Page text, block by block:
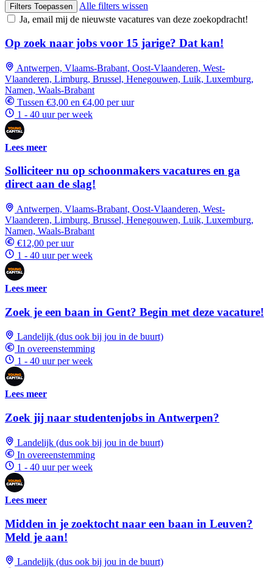
Filters Toepassen
Alle filters wissen
Ja, email mij de nieuwste vacatures van deze zoekopdracht!
Op zoek naar jobs voor 15 jarige? Dat kan!
Antwerpen, Vlaams-Brabant, Oost-Vlaanderen, West-
Vlaanderen, Limburg, Brussel, Henegouwen, Luik, Luxemburg,
Namen, Waals-Brabant
Tussen €3,00 en €4,00 per uur
1 - 40 uur per week
Lees meer
Solliciteer nu op schoonmakers vacatures en ga
direct aan de slag!
Antwerpen, Vlaams-Brabant, Oost-Vlaanderen, West-
Vlaanderen, Limburg, Brussel, Henegouwen, Luik, Luxemburg,
Namen, Waals-Brabant
€12,00 per uur
1 - 40 uur per week
Lees meer
Zoek je een baan in Gent? Begin met deze vacature!
Landelijk (dus ook bij jou in de buurt)
In overeenstemming
1 - 40 uur per week
Lees meer
Zoek jij naar studentenjobs in Antwerpen?
Landelijk (dus ook bij jou in de buurt)
In overeenstemming
1 - 40 uur per week
Lees meer
Midden in je zoektocht naar een baan in Leuven?
Meld je aan!
Landelijk (dus ook bij jou in de buurt)